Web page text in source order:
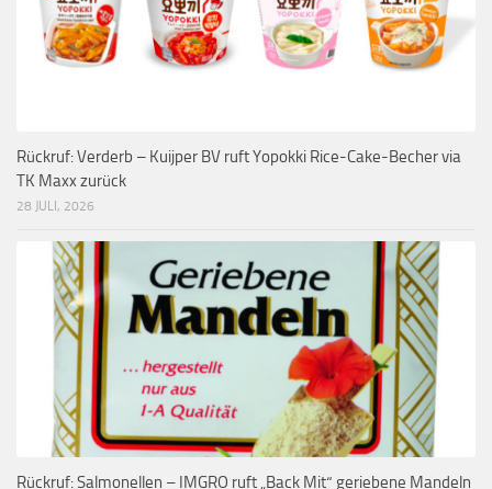
Rückruf: Verderb – Kuijper BV ruft Yopokki Rice-Cake-Becher via
TK Maxx zurück
28 JULI, 2026
Rückruf: Salmonellen – IMGRO ruft „Back Mit“ geriebene Mandeln